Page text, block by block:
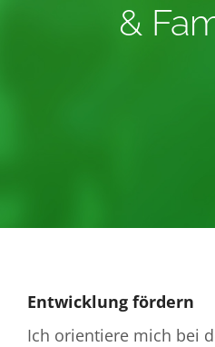
&
Entwicklung fördern
Ich orientiere mich bei